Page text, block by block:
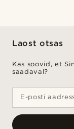
Laost otsas
Kas soovid, et
saadaval?
E-posti